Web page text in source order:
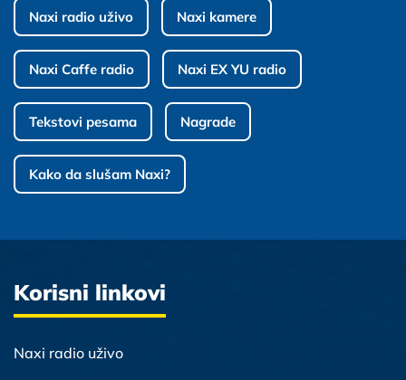
Naxi radio uživo Naxi kamere
Naxi Caffe radio Naxi EX YU radio
Tekstovi pesama Nagrade
Kako da slušam Naxi?
Korisni linkovi
Naxi radio uživo